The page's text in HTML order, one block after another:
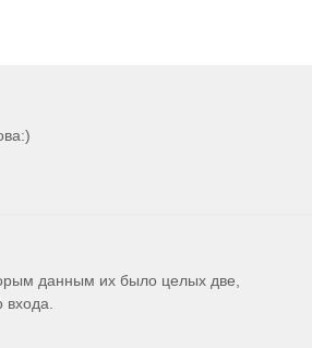
данным их было целых две,
входа.